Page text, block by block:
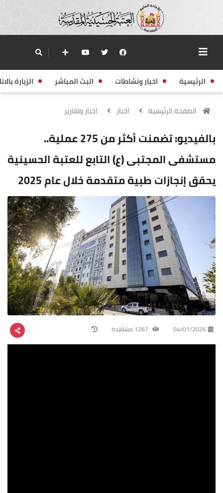
الرئيسية اخبار ونشاطات البث المباشر الزيارة
الصفحة الرئيسية اخبار اخبار وتقارير
بالفيديو: تضمنت أكثر من 275 عملية..
مستشفى المجتبى (ع) التابع للعتبة الحسينية
يحقق إنجازات طبية متقدمة خلال عام 2025
04/01/2026